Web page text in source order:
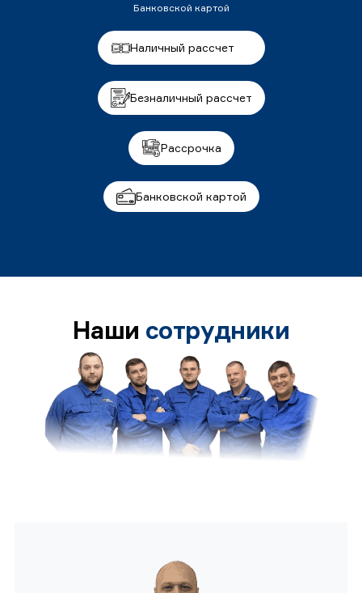
Банковской картой
Наличный рассчет
Безналичный рассчет
Рассрочка
Банковской картой
Наши сотрудники